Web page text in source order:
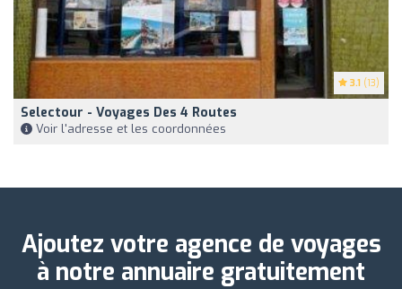
3.1 (13)
Selectour - Voyages Des 4 Routes
Voir l'adresse et les coordonnées
Ajoutez votre agence de voyages
à notre annuaire gratuitement